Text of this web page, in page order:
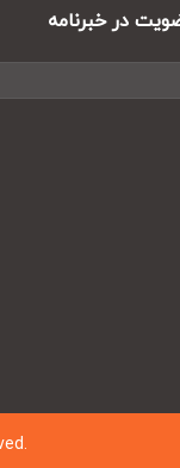
در خبرنامه